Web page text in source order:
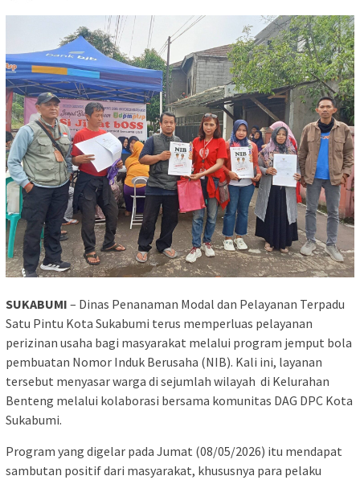
SUKABUMI – Dinas Penanaman Modal dan Pelayanan Terpadu
Satu Pintu Kota Sukabumi terus memperluas pelayanan
perizinan usaha bagi masyarakat melalui program jemput bola
pembuatan Nomor Induk Berusaha (NIB). Kali ini, layanan
tersebut menyasar warga di sejumlah wilayah di Kelurahan
Benteng melalui kolaborasi bersama komunitas DAG DPC Kota
Sukabumi.
Program yang digelar pada Jumat (08/05/2026) itu mendapat
sambutan positif dari masyarakat, khususnya para pelaku